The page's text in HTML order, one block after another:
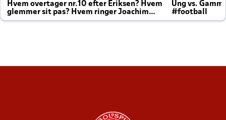
Hvem overtager nr.10 efter Eriksen? Hvem
glemmer sit pas? Hvem ringer Joachim
altid til efter kampe?
Ung vs.
#football